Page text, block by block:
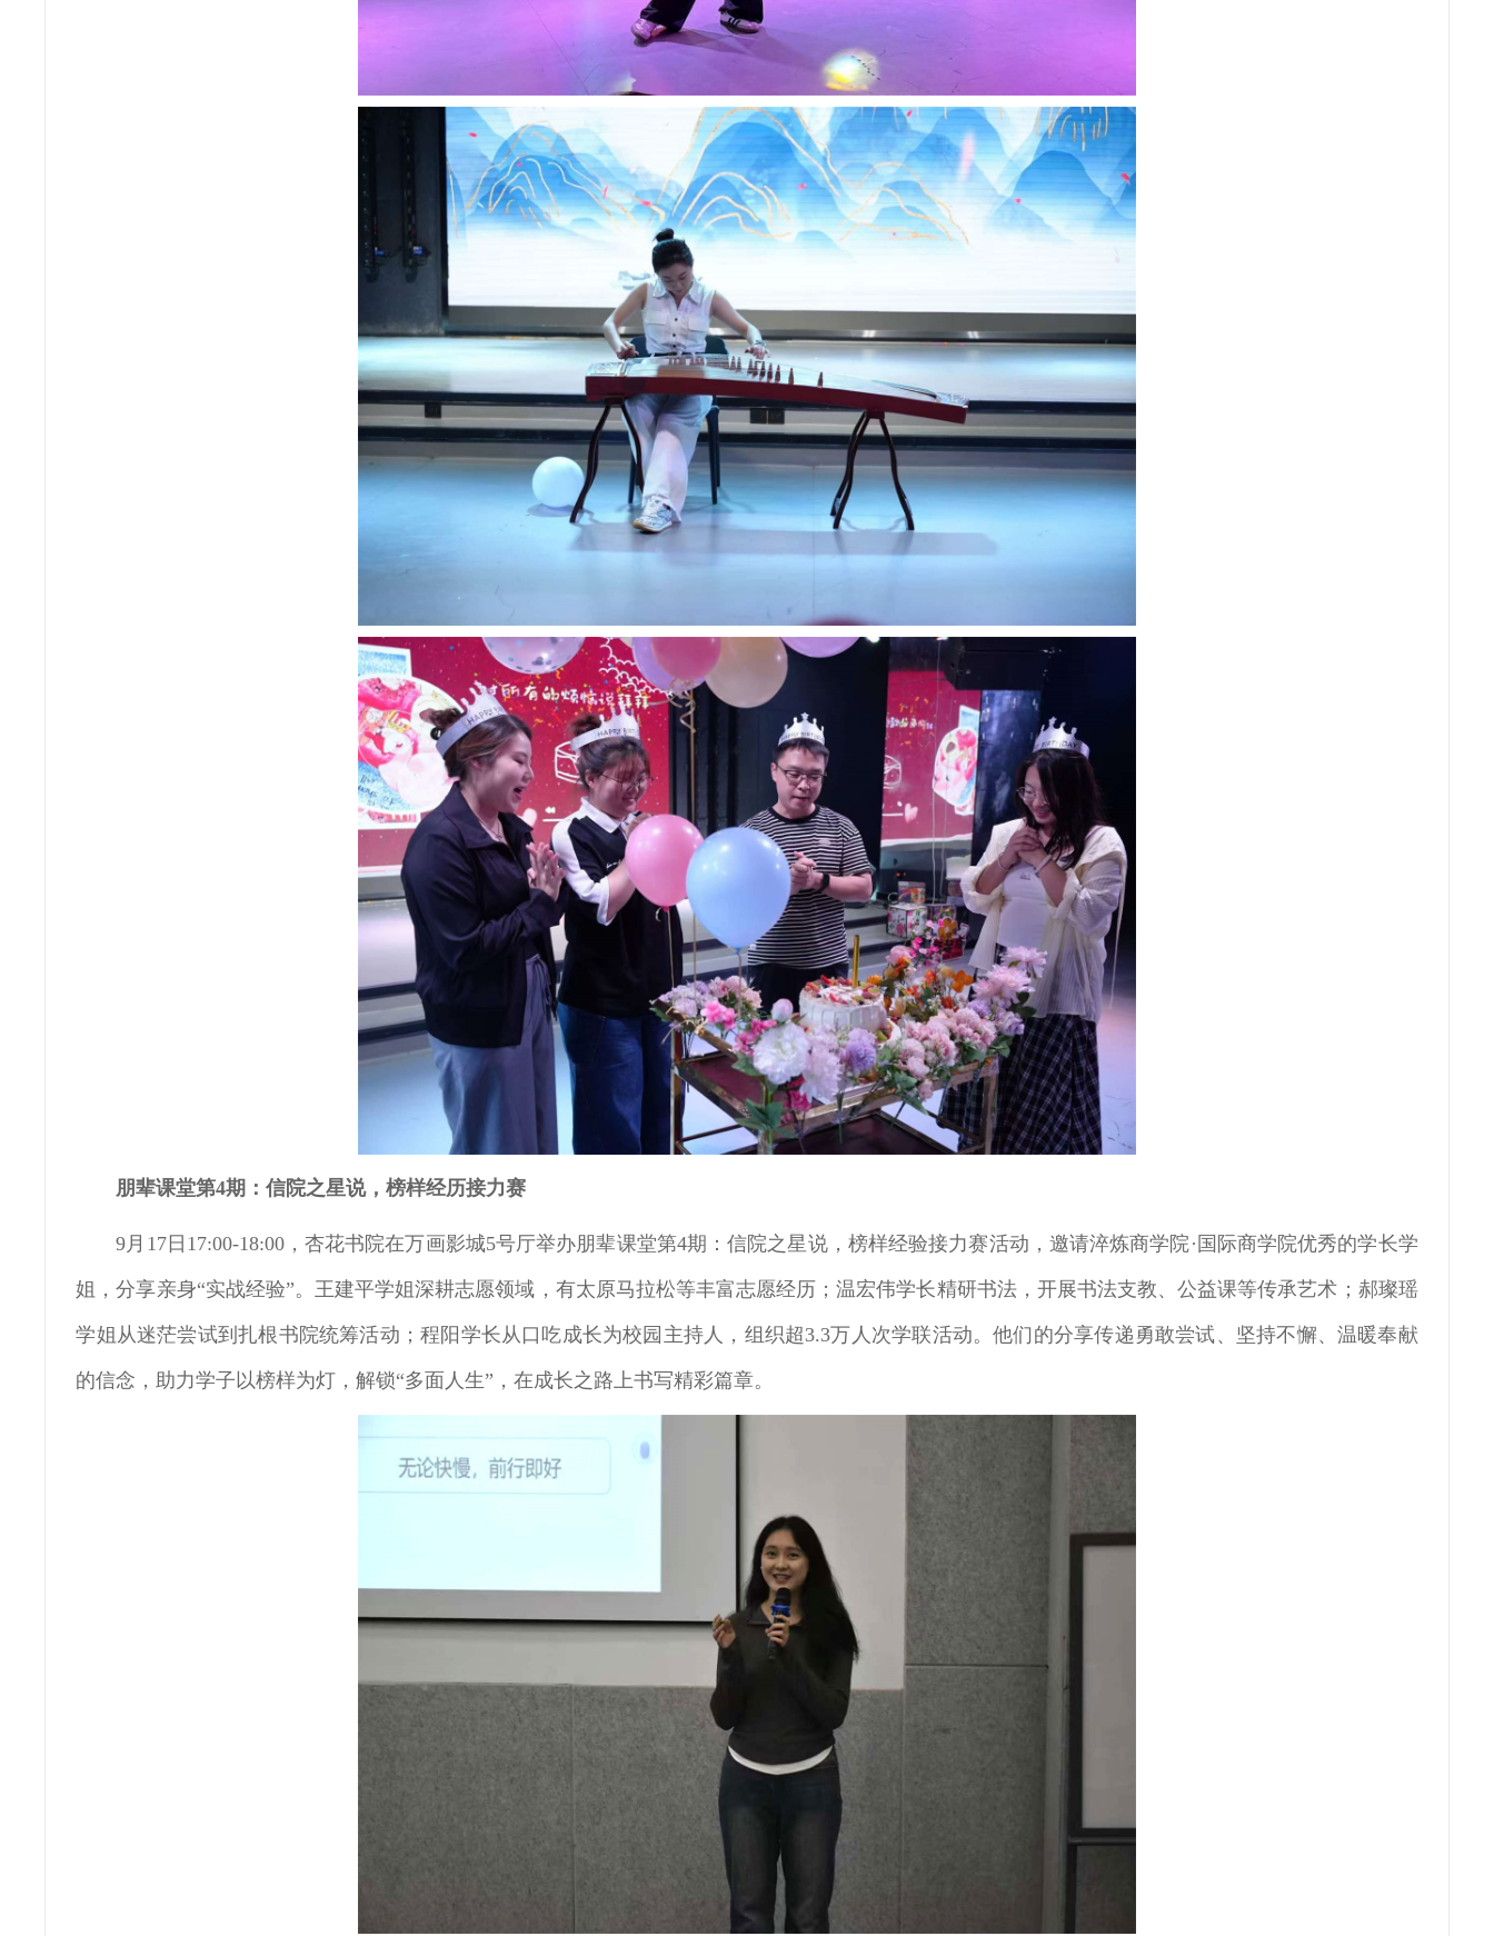
朋辈课堂第4期：信院之星说，榜样经历接力赛
9月17日17:00-18:00，杏花书院在万画影城5号厅举办朋辈课堂第4期：信院之星说，榜样经验接力赛活动，邀请淬炼商学院·国际商学院优秀的学长学
姐，分享亲身“实战经验”。王建平学姐深耕志愿领域，有太原马拉松等丰富志愿经历；温宏伟学长精研书法，开展书法支教、公益课等传承艺术；郝璨瑶
学姐从迷茫尝试到扎根书院统筹活动；程阳学长从口吃成长为校园主持人，组织超3.3万人次学联活动。他们的分享传递勇敢尝试、坚持不懈、温暖奉献
的信念，助力学子以榜样为灯，解锁“多面人生”，在成长之路上书写精彩篇章。